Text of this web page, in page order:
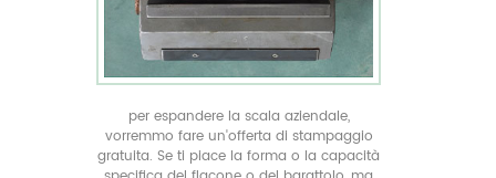
per espandere la scala aziendale,
vorremmo fare un'offerta di stampaggio
gratuita. Se ti piace la forma o la capacità